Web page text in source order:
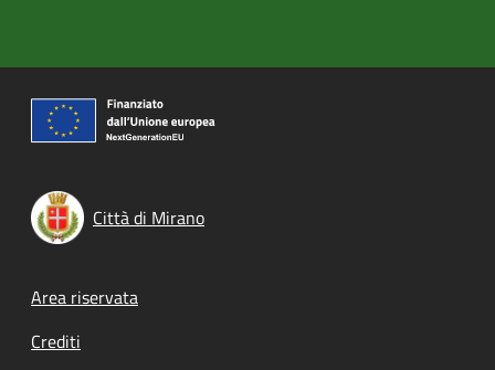
Città di Mirano
Footer menu
Area riservata
Crediti